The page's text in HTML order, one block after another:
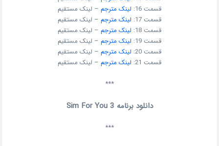
قسمت 16:
لینک مترجم – لینک مستقیم
قسمت 17:
لینک مترجم – لینک مستقیم
قسمت 18:
لینک مترجم – لینک مستقیم
قسمت 19:
لینک مترجم – لینک مستقیم
قسمت 20:
لینک مترجم – لینک مستقیم
قسمت 21:
لینک مترجم – لینک مستقیم
***
دانلود برنامه Sim For You 3
***